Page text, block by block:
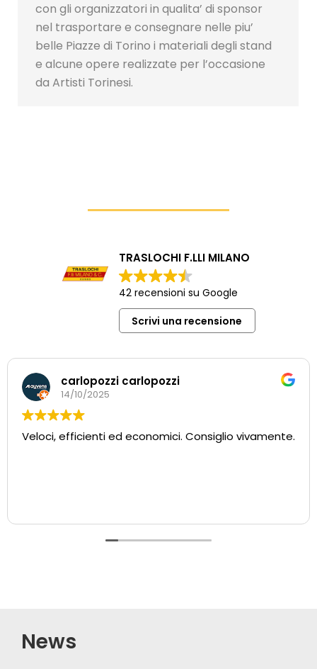
con gli organizzatori in qualita’ di sponsor
nel trasportare e consegnare nelle piu’
belle Piazze di Torino i materiali degli stand
e alcune opere realizzate per l’occasione
da Artisti Torinesi.
TRASLOCHI F.LLI MILANO
42 recensioni su Google
Scrivi una recensione
Elena Fossati
27/08/2024
Trasloco dall’Italia alla Francia svolto nel migliore dei
organizzazione realizzata dall’ufficio
News